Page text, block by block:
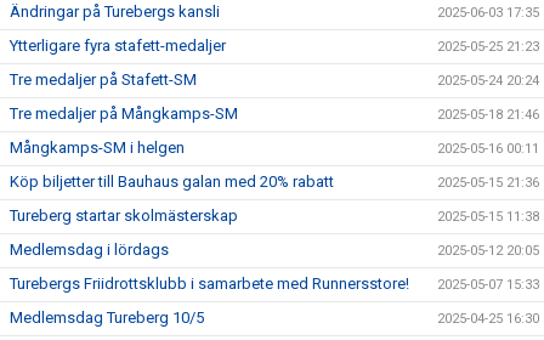
Ändringar på Turebergs kansli 2025-06-03 17:35
Ytterligare fyra stafett-medaljer 2025-05-25 21:23
Tre medaljer på Stafett-SM 2025-05-24 20:24
Tre medaljer på Mångkamps-SM 2025-05-18 21:46
Mångkamps-SM i helgen 2025-05-16 00:11
Köp biljetter till Bauhaus galan med 20% rabatt 2025-05-15 21:36
Tureberg startar skolmästerskap 2025-05-15 11:38
Medlemsdag i lördags 2025-05-12 20:05
Turebergs Friidrottsklubb i samarbete med Runnersstore! 2025-05-07 15:33
Medlemsdag Tureberg 10/5 2025-04-25 16:30